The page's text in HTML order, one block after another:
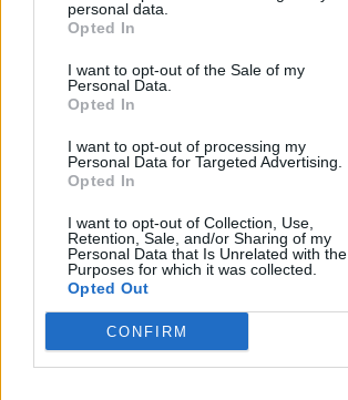
personal data.
Opted In
I want to opt-out of the Sale of my
Personal Data.
Opted In
I want to opt-out of processing my
Personal Data for Targeted Advertising.
Opted In
I want to opt-out of Collection, Use,
Retention, Sale, and/or Sharing of my
Personal Data that Is Unrelated with the
Purposes for which it was collected.
Opted Out
CONFIRM
Τέμπη Τρένα Δυστύχημα Χρονικό